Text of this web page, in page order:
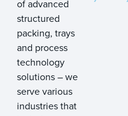
of advanced
structured
packing, trays
and process
technology
solutions – we
serve various
industries that